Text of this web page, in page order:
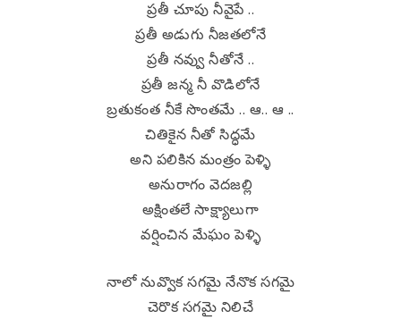
ప్రతీ చూపు నీవైపే ..
ప్రతీ అడుగు నీజతలోనే
ప్రతీ నవ్వు నీతోనే ..
ప్రతీ జన్మ నీ వొడిలోనే
బ్రతుకంత నీకే సొంతమే .. ఆ.. ఆ ..
చితికైన నీతో సిద్ధమే
అని పలికిన మంత్రం పెళ్ళి
అనురాగం వెదజల్లి
అక్షింతలే సాక్ష్యాలుగా
వర్షించిన మేఘం పెళ్ళి
నాలో నువ్వొక సగమై నేనొక సగమై
చెరొక సగమై నిలిచే